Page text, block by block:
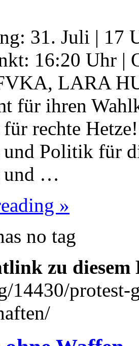
31. Juli | 17
16:20 Uhr |
LARA
für ihren
rechte
und Politik für
und …
»
no tag
zu
14430/protest-